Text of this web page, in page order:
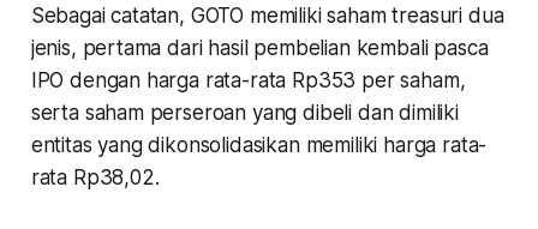
Sebagai catatan, GOTO memiliki saham treasuri dua
jenis, pertama dari hasil pembelian kembali pasca
IPO dengan harga rata-rata Rp353 per saham,
serta saham perseroan yang dibeli dan dimiliki
entitas yang dikonsolidasikan memiliki harga rata-
rata Rp38,02.